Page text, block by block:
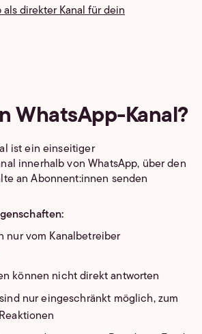
als direkter Kanal für dein
WhatsApp-Kanal?
ist ein einseitiger
innerhalb von WhatsApp, über den
an Abonnent:innen senden
nur vom Kanalbetreiber
können nicht direkt antworten
nur eingeschränkt möglich, zum